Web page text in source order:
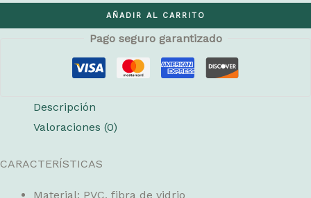
Mouse
AÑADIR AL CARRITO
Pago seguro garantizado
Descripción
Valoraciones (0)
CARACTERÍSTICAS
Material: PVC, fibra de vidrio